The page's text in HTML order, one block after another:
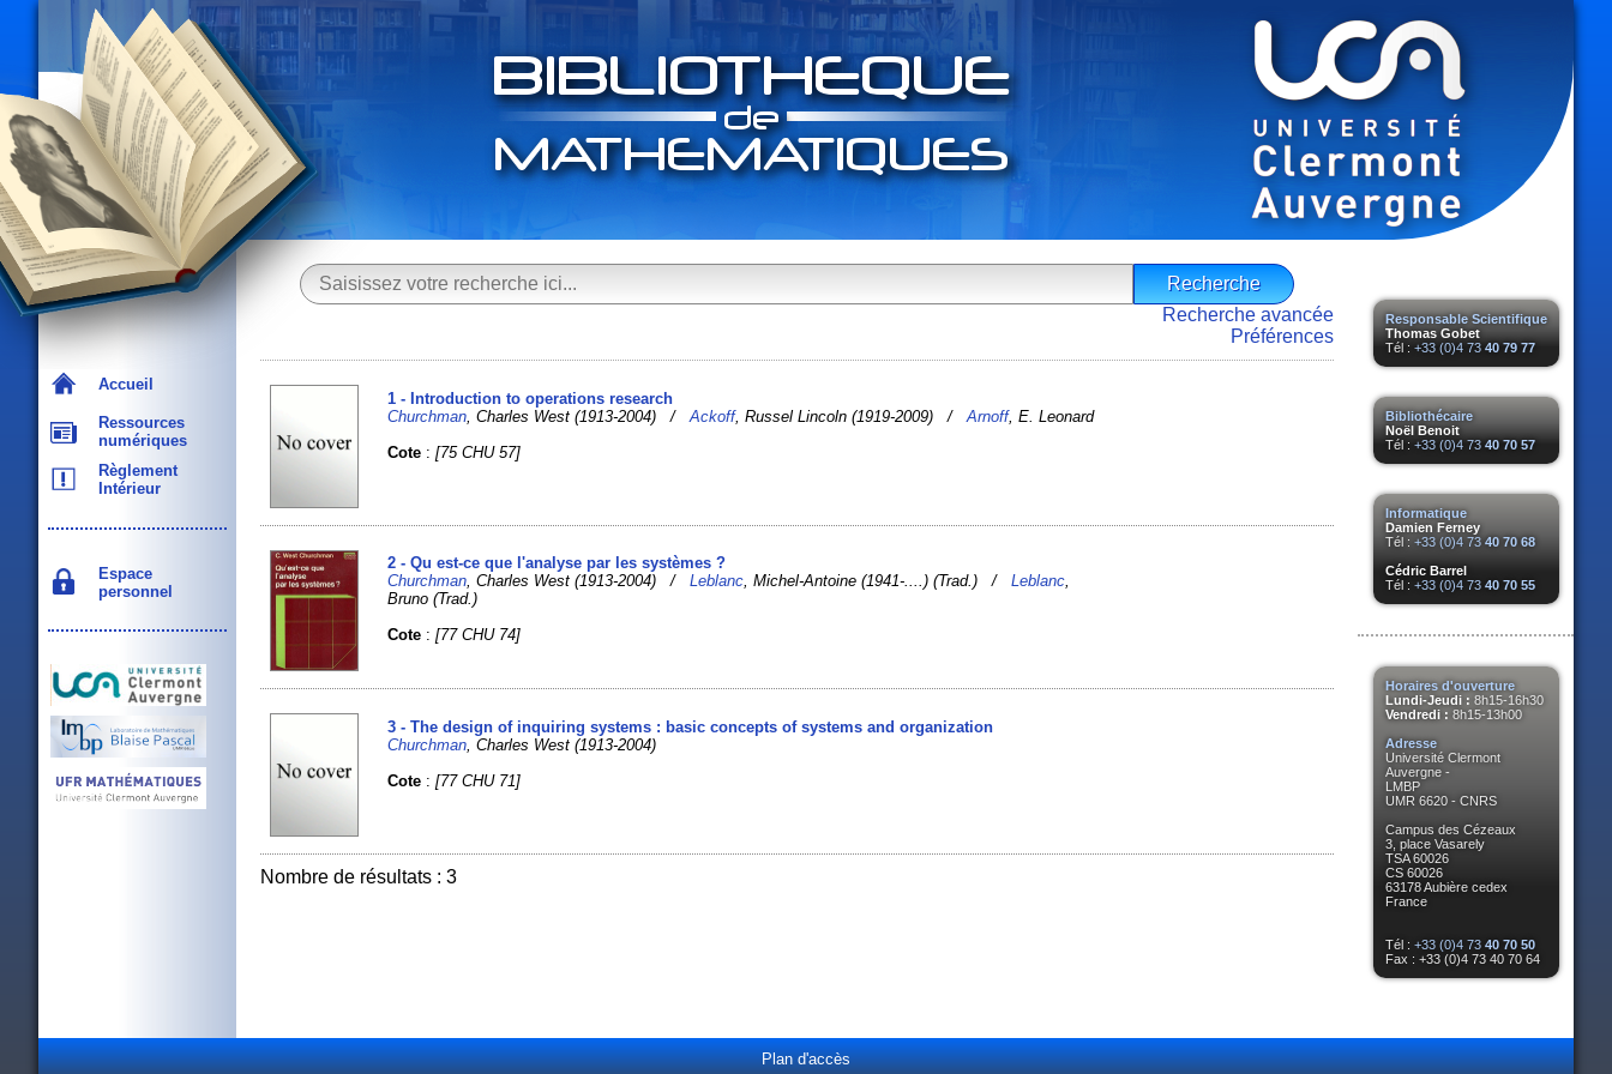
Accueil
Ressources
numériques
Règlement
Intérieur
Espace
personnel
Responsable Scientifique
Thomas Gobet
Tél : +33 (0)4 73 40 79 77
Bibliothécaire
Noël Benoit
Tél : +33 (0)4 73 40 70 57
Informatique
Damien Ferney
Tél : +33 (0)4 73 40 70 68
Cédric Barrel
Tél : +33 (0)4 73 40 70 55
Horaires d'ouverture
Lundi-Jeudi : 8h15-16h30
Vendredi : 8h15-13h00
Adresse
Université Clermont
Auvergne -
LMBP
UMR 6620 - CNRS
Campus des Cézeaux
3, place Vasarely
TSA 60026
CS 60026
63178 Aubière cedex
France
Tél : +33 (0)4 73 40 70 50
Fax : +33 (0)4 73 40 70 64
Recherche avancée
Préférences
1 - Introduction to operations research
Churchman , Charles West (1913-2004) /Ackoff, Russel Lincoln (1919-2009) /Arnoff, E. Leonard
Cote :[75 CHU 57]
2 - Qu est-ce que l'analyse par les systèmes ?
Churchman, Charles West (1913-2004) /Leblanc, Michel-Antoine (1941-....) (Trad.) /Leblanc,
Bruno (Trad.)
Cote :[77 CHU 74]
3 - The design of inquiring systems : basic concepts of systems and organization
Churchman, Charles West (1913-2004)
Cote :[77 CHU 71]
Nombre de résultats : 3
Plan d'accès